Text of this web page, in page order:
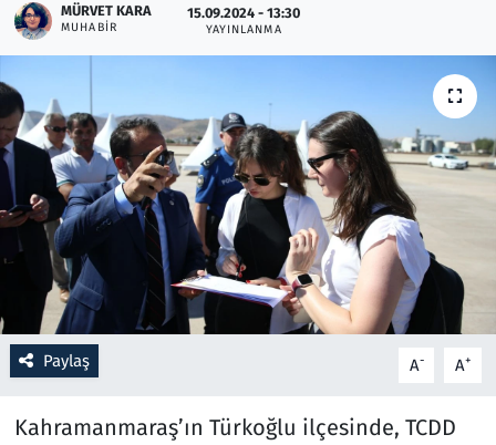
MÜRVET KARA
MUHABIR
15.09.2024 - 13:30
YAYINLANMA
Paylaş A- A+
Kahramanmaraş’ın Türkoğlu ilçesinde, TCDD
Otomobil
Ramazan
Resmi İlanlar
Rüya Tabirleri
Sağlık
Savunma Sanayi